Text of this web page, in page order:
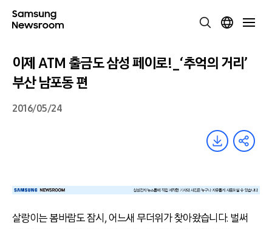
이제 ATM 출금도 삼성 페이로!_‘추억의 거리’
부산 남포동 편
2016/05/24
살랑이는 봄바람도 잠시, 어느새 무더위가 찾아왔습니다. 벌써